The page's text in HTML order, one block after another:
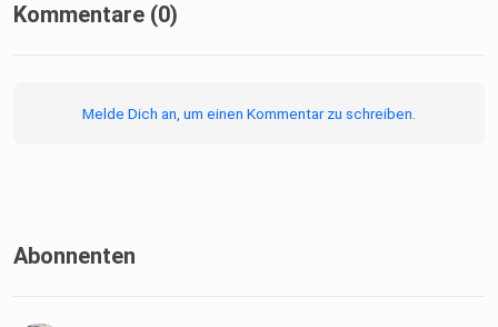
Kommentare (0)
Melde Dich an, um einen Kommentar zu schreiben.
Abonnenten